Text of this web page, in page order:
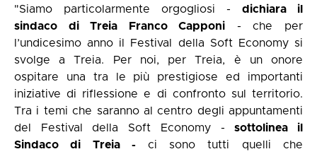
"Siamo particolarmente orgogliosi - dichiara il
sindaco di Treia Franco Capponi - che per
l’undicesimo anno il Festival della Soft Economy si
svolge a Treia. Per noi, per Treia, è un onore
ospitare una tra le più prestigiose ed importanti
iniziative di riflessione e di confronto sul territorio.
Tra i temi che saranno al centro degli appuntamenti
del Festival della Soft Economy -sottolinea il
Sindaco di Treia - ci sono tutti quelli che